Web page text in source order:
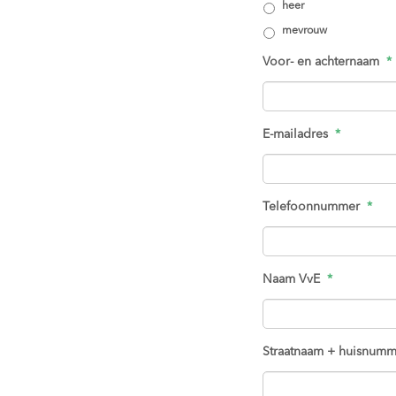
heer
mevrouw
Voor- en achternaam *
E-mailadres *
Telefoonnummer *
Naam VvE *
Straatnaam +